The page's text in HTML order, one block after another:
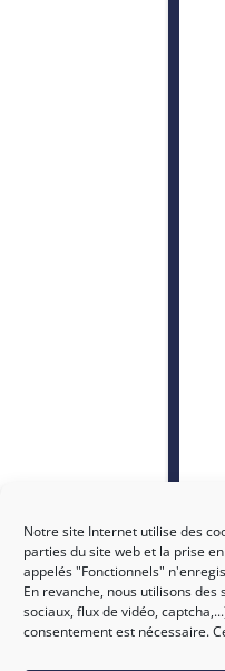
Notre site Internet utilise des
parties du site web et la prise
appelés "Fonctionnels"
En revanche, nous utilisons
sociaux, flux de vidéo,
consentement est nécessaire.